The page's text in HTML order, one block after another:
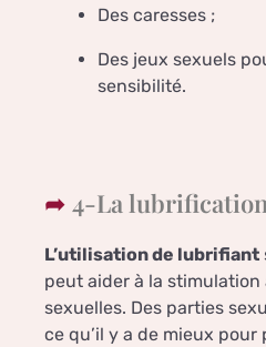
Des caresses ;
Des jeux sexuels
sensibilité.
4-La
L’utilisation de lubrifiant
peut aider à la
sexuelles. Des parties
ce qu’il y a de mieux